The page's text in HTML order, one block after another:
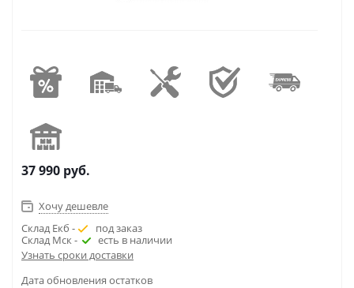
37 990 руб.
Хочу дешевле
Склад Екб -
под заказ
Склад Мск -
есть в наличии
Узнать сроки доставки
Дата обновления остатков